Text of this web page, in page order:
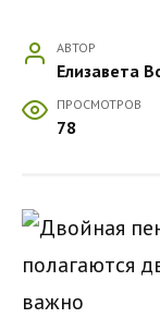
АВТОР
ПРОСМОТРОВ
78